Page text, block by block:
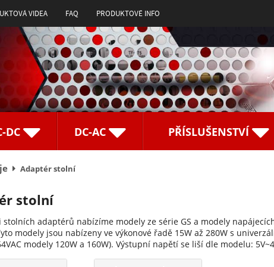
VIDEA FAQ PRODUKTOVÉ INFO
DC DC-AC PŘÍSLUŠENSTVÍ
Adaptér stolní
stolní
stolních adaptérů nabízíme modely ze série GS a modely
modely jsou nabízeny ve výkonové řadě 15W až 280W s
modely 120W a 160W). Výstupní napětí se liší dle modelu: